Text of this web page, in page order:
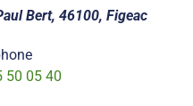
Bert, 46100, Figeac
50 05 40